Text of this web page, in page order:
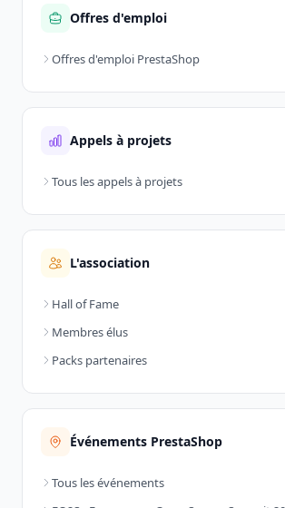
Offres d'emploi
Offres d'emploi PrestaShop
Appels à projets
Tous les appels à projets
L'association
Hall of Fame
Membres élus
Packs partenaires
Événements PrestaShop
Tous les événements